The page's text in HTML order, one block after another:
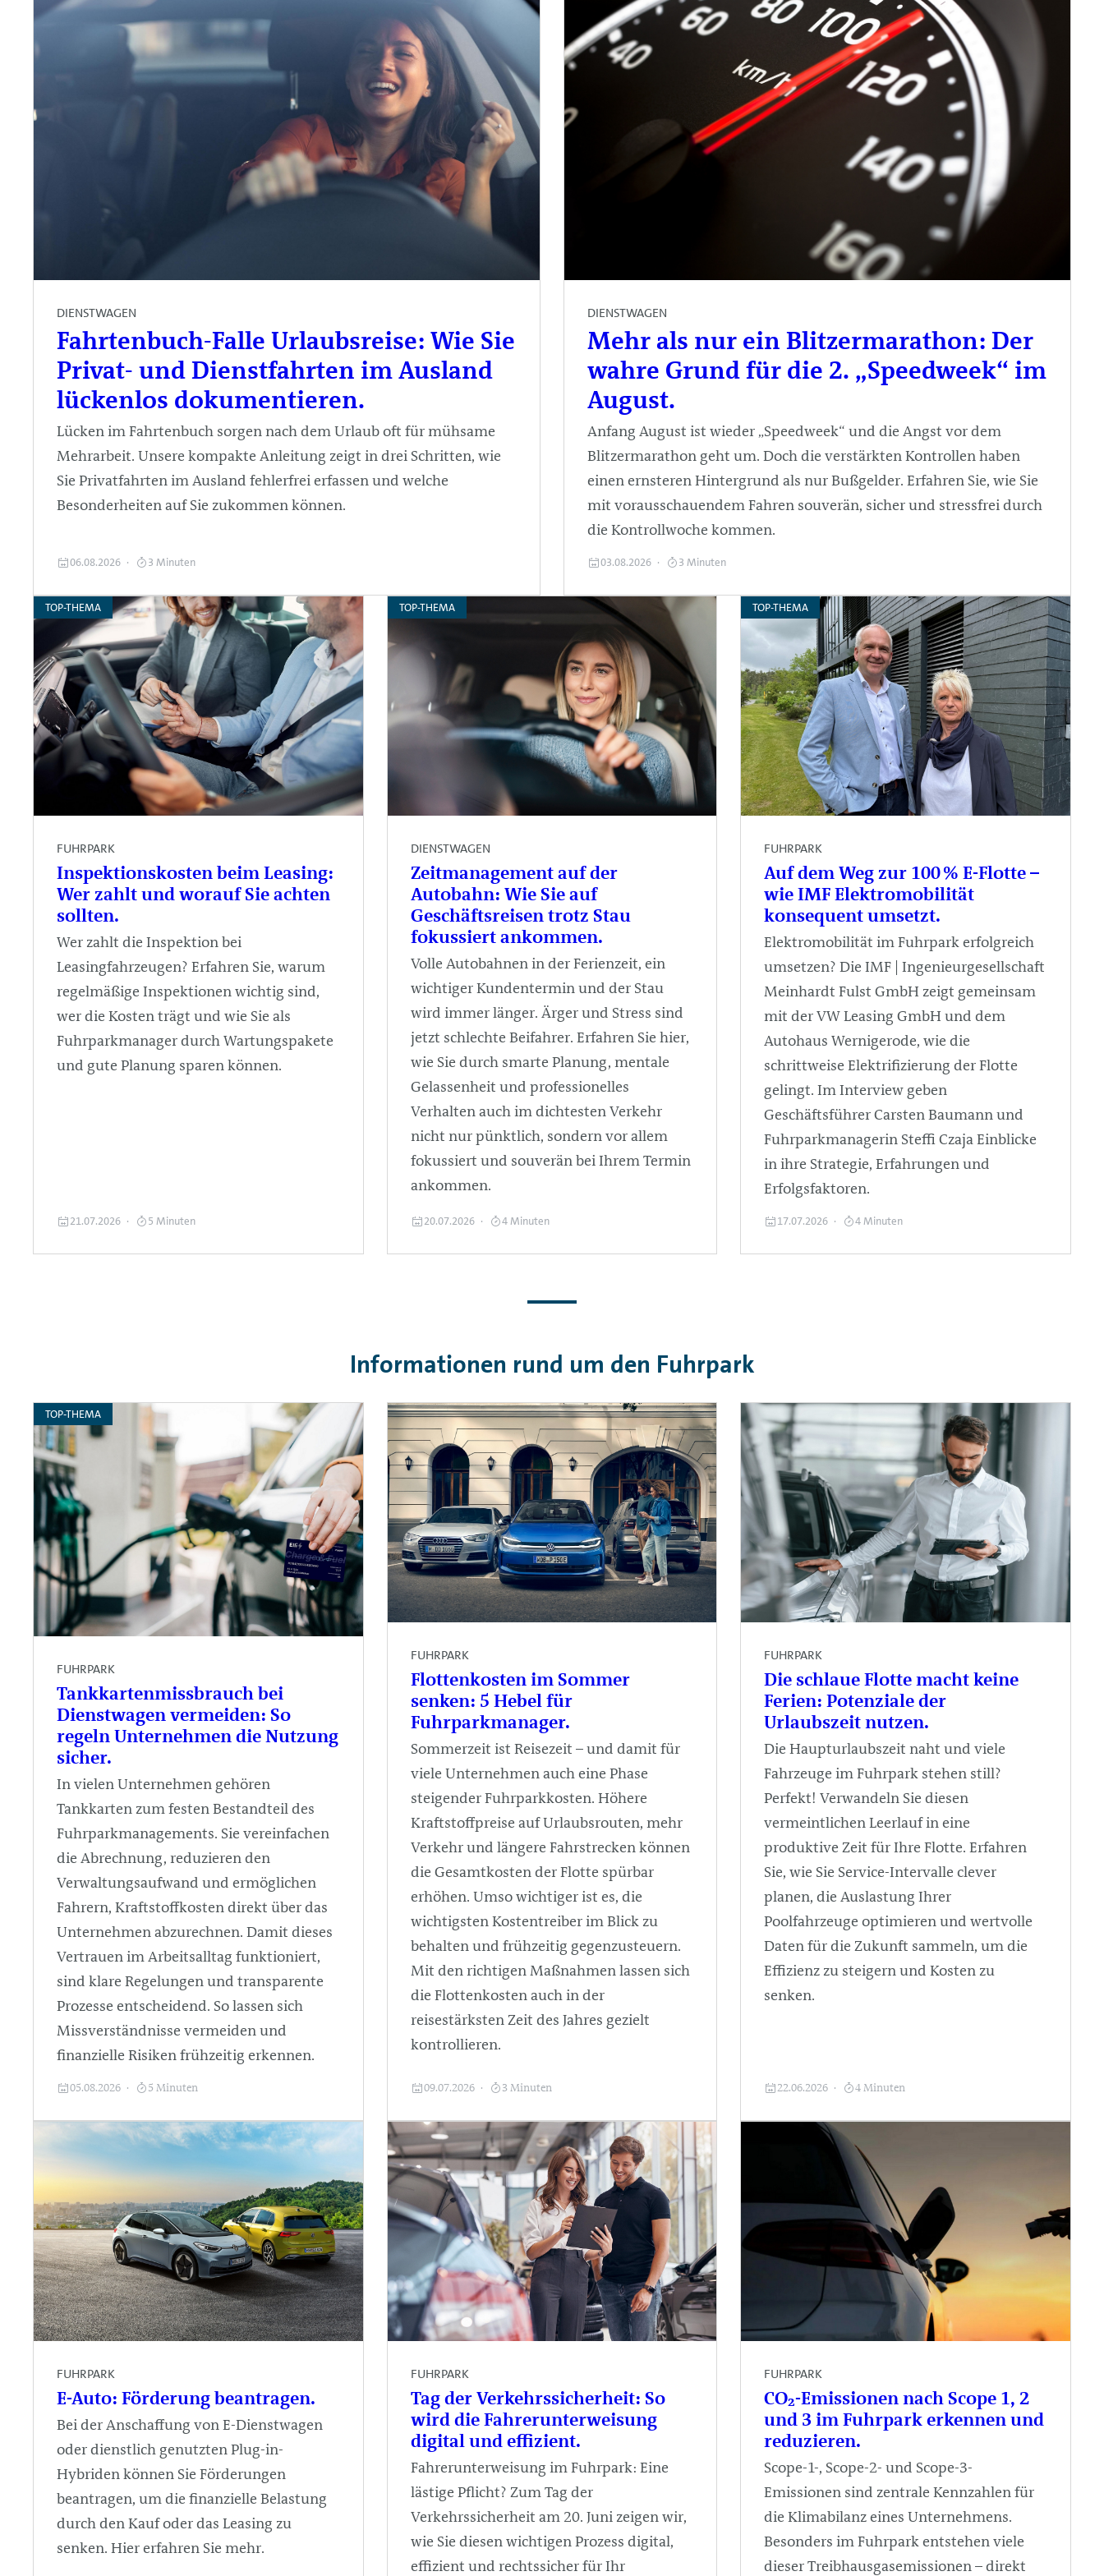
DIENSTWAGEN
Fahrtenbuch-Falle Urlaubsreise: Wie Sie
Privat- und Dienstfahrten im Ausland
lückenlos dokumentieren.
Lücken im Fahrtenbuch sorgen nach dem Urlaub oft für mühsame
Mehrarbeit. Unsere kompakte Anleitung zeigt in drei Schritten, wie
Sie Privatfahrten im Ausland fehlerfrei erfassen und welche
Besonderheiten auf Sie zukommen können.
06.08.2026 3 Minuten
DIENSTWAGEN
Mehr als nur ein Blitzermarathon: Der
wahre Grund für die 2. „Speedweek“ im
August.
Anfang August ist wieder „Speedweek“ und die Angst vor dem
Blitzermarathon geht um. Doch die verstärkten Kontrollen haben
einen ernsteren Hintergrund als nur Bußgelder. Erfahren Sie, wie Sie
mit vorausschauendem Fahren souverän, sicher und stressfrei durch
die Kontrollwoche kommen.
03.08.2026 3 Minuten
TOP-THEMA
FUHRPARK
Inspektionskosten beim Leasing:
Wer zahlt und worauf Sie achten
sollten.
Wer zahlt die Inspektion bei
Leasingfahrzeugen? Erfahren Sie, warum
regelmäßige Inspektionen wichtig sind,
wer die Kosten trägt und wie Sie als
Fuhrparkmanager durch Wartungspakete
und gute Planung sparen können.
21.07.2026 5 Minuten
TOP-THEMA
DIENSTWAGEN
Zeitmanagement auf der
Autobahn: Wie Sie auf
Geschäftsreisen trotz Stau
fokussiert ankommen.
Volle Autobahnen in der Ferienzeit, ein
wichtiger Kundentermin und der Stau
wird immer länger. Ärger und Stress sind
jetzt schlechte Beifahrer. Erfahren Sie hier,
wie Sie durch smarte Planung, mentale
Gelassenheit und professionelles
Verhalten auch im dichtesten Verkehr
nicht nur pünktlich, sondern vor allem
fokussiert und souverän bei Ihrem Termin
ankommen.
20.07.2026 4 Minuten
TOP-THEMA
FUHRPARK
Auf dem Weg zur 100 % E-Flotte –
wie IMF Elektromobilität
konsequent umsetzt.
Elektromobilität im Fuhrpark erfolgreich
umsetzen? Die IMF | Ingenieurgesellschaft
Meinhardt Fulst GmbH zeigt gemeinsam
mit der VW Leasing GmbH und dem
Autohaus Wernigerode, wie die
schrittweise Elektrifizierung der Flotte
gelingt. Im Interview geben
Geschäftsführer Carsten Baumann und
Fuhrparkmanagerin Steffi Czaja Einblicke
in ihre Strategie, Erfahrungen und
Erfolgsfaktoren.
17.07.2026 4 Minuten
Informationen rund um den Fuhrpark
TOP-THEMA
FUHRPARK
Tankkartenmissbrauch bei
Dienstwagen vermeiden: So
regeln Unternehmen die Nutzung
sicher.
In vielen Unternehmen gehören
Tankkarten zum festen Bestandteil des
Fuhrparkmanagements. Sie vereinfachen
die Abrechnung, reduzieren den
Verwaltungsaufwand und ermöglichen
Fahrern, Kraftstoffkosten direkt über das
Unternehmen abzurechnen. Damit dieses
Vertrauen im Arbeitsalltag funktioniert,
sind klare Regelungen und transparente
Prozesse entscheidend. So lassen sich
Missverständnisse vermeiden und
finanzielle Risiken frühzeitig erkennen.
05.08.2026 5 Minuten
FUHRPARK
Flottenkosten im Sommer
senken: 5 Hebel für
Fuhrparkmanager.
Sommerzeit ist Reisezeit – und damit für
viele Unternehmen auch eine Phase
steigender Fuhrparkkosten. Höhere
Kraftstoffpreise auf Urlaubsrouten, mehr
Verkehr und längere Fahrstrecken können
die Gesamtkosten der Flotte spürbar
erhöhen. Umso wichtiger ist es, die
wichtigsten Kostentreiber im Blick zu
behalten und frühzeitig gegenzusteuern.
Mit den richtigen Maßnahmen lassen sich
die Flottenkosten auch in der
reisestärksten Zeit des Jahres gezielt
kontrollieren.
09.07.2026 3 Minuten
FUHRPARK
Die schlaue Flotte macht keine
Ferien: Potenziale der
Urlaubszeit nutzen.
Die Haupturlaubszeit naht und viele
Fahrzeuge im Fuhrpark stehen still?
Perfekt! Verwandeln Sie diesen
vermeintlichen Leerlauf in eine
produktive Zeit für Ihre Flotte. Erfahren
Sie, wie Sie Service-Intervalle clever
planen, die Auslastung Ihrer
Poolfahrzeuge optimieren und wertvolle
Daten für die Zukunft sammeln, um die
Effizienz zu steigern und Kosten zu
senken.
22.06.2026 4 Minuten
FUHRPARK
E-Auto: Förderung beantragen.
Bei der Anschaffung von E-Dienstwagen
oder dienstlich genutzten Plug-in-
Hybriden können Sie Förderungen
beantragen, um die finanzielle Belastung
durch den Kauf oder das Leasing zu
senken. Hier erfahren Sie mehr.
FUHRPARK
Tag der Verkehrssicherheit: So
wird die Fahrerunterweisung
digital und effizient.
Fahrerunterweisung im Fuhrpark: Eine
lästige Pflicht? Zum Tag der
Verkehrssicherheit am 20. Juni zeigen wir,
wie Sie diesen wichtigen Prozess digital,
effizient und rechtssicher für Ihr
FUHRPARK
CO₂-Emissionen nach Scope 1, 2
und 3 im Fuhrpark erkennen und
reduzieren.
Scope-1-, Scope-2- und Scope-3-
Emissionen sind zentrale Kennzahlen für
die Klimabilanz eines Unternehmens.
Besonders im Fuhrpark entstehen viele
dieser Treibhausgasemissionen – direkt